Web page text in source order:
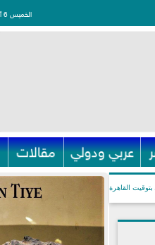
الخميس 6 أغسطس 2026
عربي ودولي مقالات
بتوقيت القاهرة